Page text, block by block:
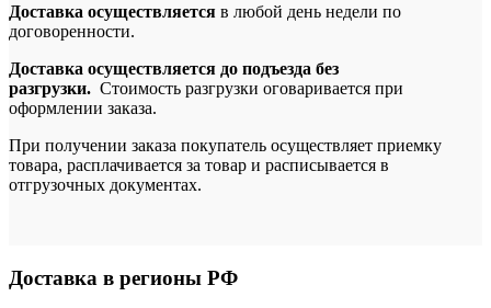
Доставка осуществляется в любой день недели по
договоренности.
Доставка осуществляется до подъезда без
разгрузки. Стоимость разгрузки оговаривается при
оформлении заказа.
При получении заказа покупатель осуществляет приемку
товара, расплачивается за товар и расписывается в
отгрузочных документах.
Доставка в регионы РФ